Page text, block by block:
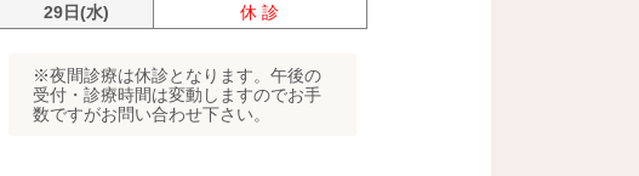
29日(水)
休 診
※夜間診療は休診となります。午後の
受付・診療時間は変動しますのでお手
数ですがお問い合わせ下さい。